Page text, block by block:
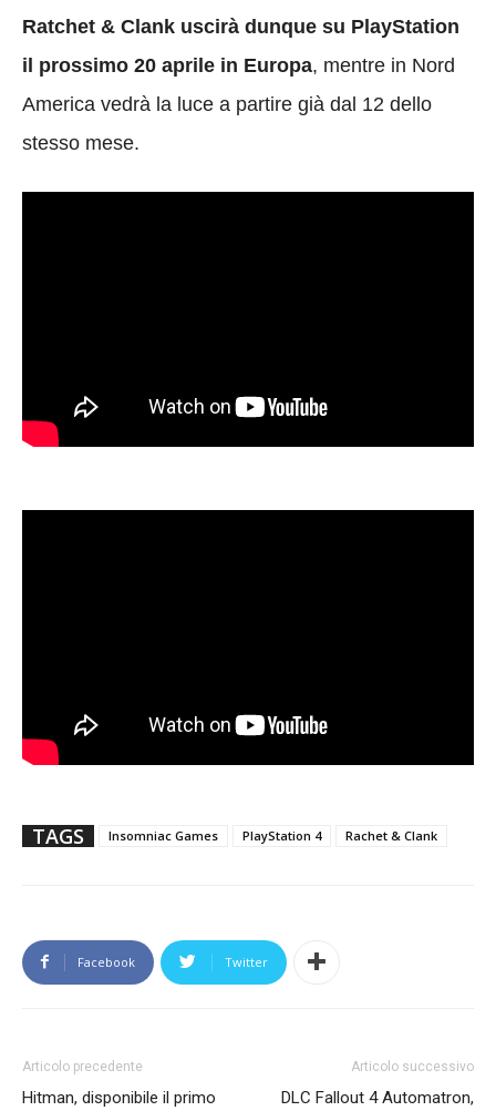
Ratchet & Clank uscirà dunque su PlayStation
il prossimo 20 aprile in Europa, mentre in Nord
America vedrà la luce a partire già dal 12 dello
stesso mese.
TAGS Insomniac Games PlayStation 4 Rachet & Clank
Facebook Twitter
Articolo precedente
Hitman, disponibile il primo
Articolo successivo
DLC Fallout 4 Automatron,